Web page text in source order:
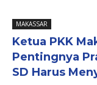
MAKASSAR
Ketua PKK
Pentingnya
SD Harus